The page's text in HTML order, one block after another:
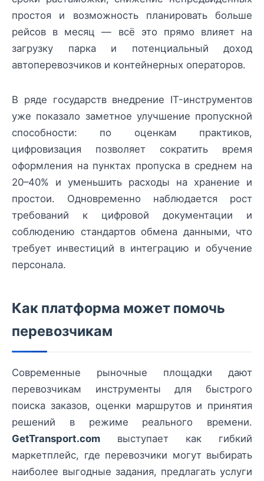
простоя и возможность планировать больше
рейсов в месяц — всё это прямо влияет на
загрузку парка и потенциальный доход
автоперевозчиков и контейнерных операторов.
В ряде государств внедрение IT-инструментов
уже показало заметное улучшение пропускной
способности: по оценкам практиков,
цифровизация позволяет сократить время
оформления на пунктах пропуска в среднем на
20–40% и уменьшить расходы на хранение и
простои. Одновременно наблюдается рост
требований к цифровой документации и
соблюдению стандартов обмена данными, что
требует инвестиций в интеграцию и обучение
персонала.
Как платформа может помочь
перевозчикам
Современные рыночные площадки дают
перевозчикам инструменты для быстрого
поиска заказов, оценки маршрутов и принятия
решений в режиме реального времени.
GetTransport.com выступает как гибкий
маркетплейс, где перевозчики могут выбирать
наиболее выгодные задания, предлагать услуги